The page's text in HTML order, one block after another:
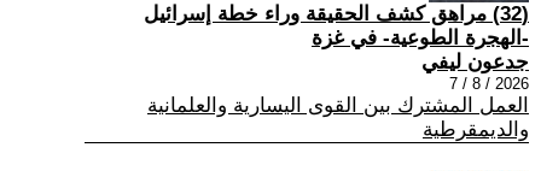
(32) مراهق كشف الحقيقة وراء خطة إسرائيل
-الهجرة الطوعية- في غزة
جدعون ليفي
2026 / 8 / 7
العمل المشترك بين القوى اليسارية والعلمانية
والديمقرطية